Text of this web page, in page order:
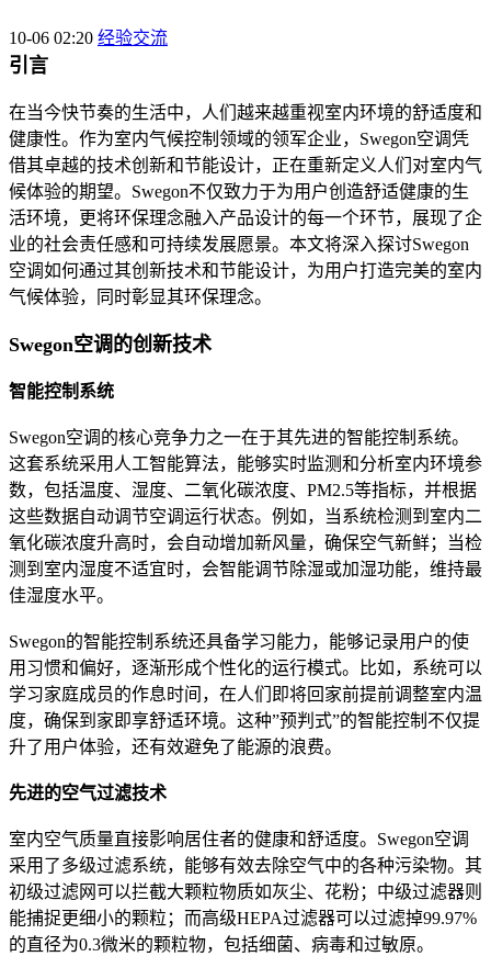
10-06 02:20 经验交流
引言
在当今快节奏的生活中，人们越来越重视室内环境的舒适度和
健康性。作为室内气候控制领域的领军企业，Swegon空调凭
借其卓越的技术创新和节能设计，正在重新定义人们对室内气
候体验的期望。Swegon不仅致力于为用户创造舒适健康的生
活环境，更将环保理念融入产品设计的每一个环节，展现了企
业的社会责任感和可持续发展愿景。本文将深入探讨Swegon
空调如何通过其创新技术和节能设计，为用户打造完美的室内
气候体验，同时彰显其环保理念。
Swegon空调的创新技术
智能控制系统
Swegon空调的核心竞争力之一在于其先进的智能控制系统。
这套系统采用人工智能算法，能够实时监测和分析室内环境参
数，包括温度、湿度、二氧化碳浓度、PM2.5等指标，并根据
这些数据自动调节空调运行状态。例如，当系统检测到室内二
氧化碳浓度升高时，会自动增加新风量，确保空气新鲜；当检
测到室内湿度不适宜时，会智能调节除湿或加湿功能，维持最
佳湿度水平。
Swegon的智能控制系统还具备学习能力，能够记录用户的使
用习惯和偏好，逐渐形成个性化的运行模式。比如，系统可以
学习家庭成员的作息时间，在人们即将回家前提前调整室内温
度，确保到家即享舒适环境。这种”预判式”的智能控制不仅提
升了用户体验，还有效避免了能源的浪费。
先进的空气过滤技术
室内空气质量直接影响居住者的健康和舒适度。Swegon空调
采用了多级过滤系统，能够有效去除空气中的各种污染物。其
初级过滤网可以拦截大颗粒物质如灰尘、花粉；中级过滤器则
能捕捉更细小的颗粒；而高级HEPA过滤器可以过滤掉99.97%
的直径为0.3微米的颗粒物，包括细菌、病毒和过敏原。